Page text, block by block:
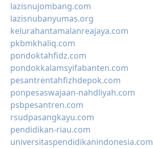
lazisnujombang.com
lazisnubanyumas.org
kelurahantamalanreajaya.com
pkbmkhaliq.com
pondoktahfidz.com
pondokkalamsyifabanten.com
pesantrentahfizhdepok.com
ponpesaswajaan-nahdliyah.com
psbpesantren.com
rsudpasangkayu.com
pendidikan-riau.com
universitaspendidikanindonesia.com